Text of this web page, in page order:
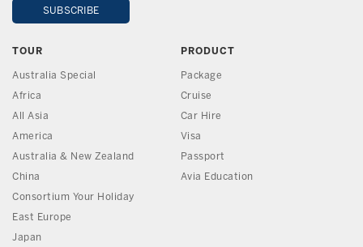
TOUR
Australia Special
Africa
All Asia
America
Australia & New Zealand
China
Consortium Your Holiday
East Europe
Japan
PRODUCT
Package
Cruise
Car Hire
Visa
Passport
Avia Education